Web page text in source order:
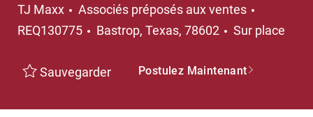
TJ Maxx Catégorie
Associés préposés aux ventes
REQ130775
Emplacement
Bastrop, Texas, 78602 Sur place
Sauvegarder Postulez Maintenant